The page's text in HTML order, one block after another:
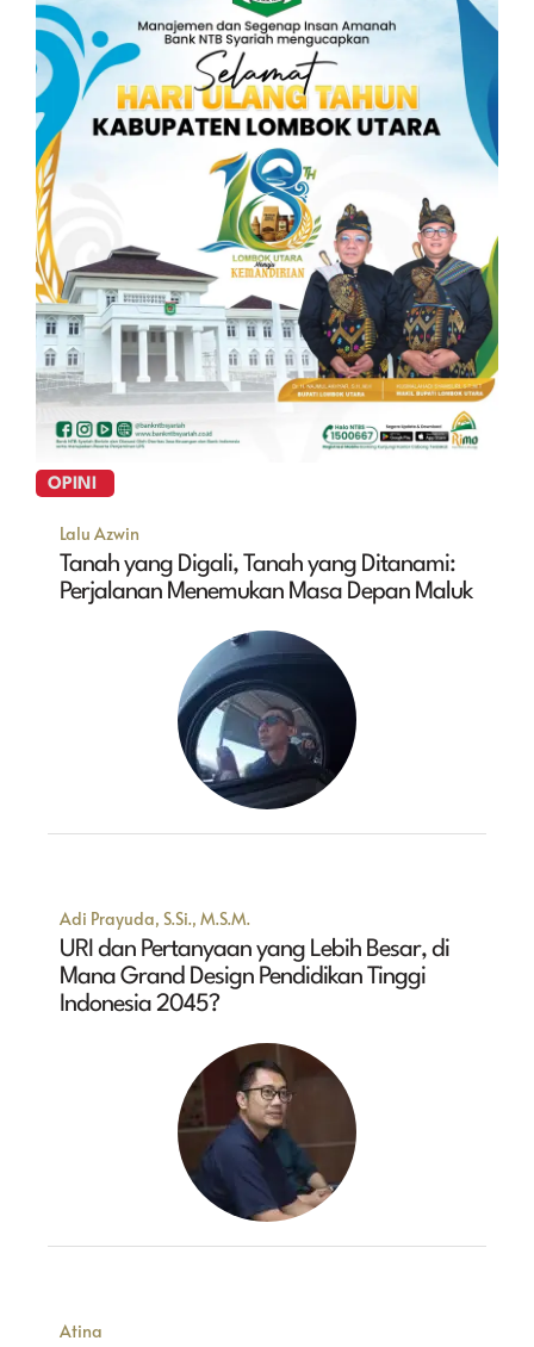
OPINI
Lalu Azwin
Tanah yang Digali, Tanah yang Ditanami:
Perjalanan Menemukan Masa Depan Maluk
Adi Prayuda, S.Si., M.S.M.
URI dan Pertanyaan yang Lebih Besar, di
Mana Grand Design Pendidikan Tinggi
Indonesia 2045?
Atina